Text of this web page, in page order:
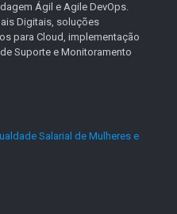
Ágil e Agile DevOps.
Digitais, soluções
para Cloud, implementação
Suporte e Monitoramento
Salarial de Mulheres e